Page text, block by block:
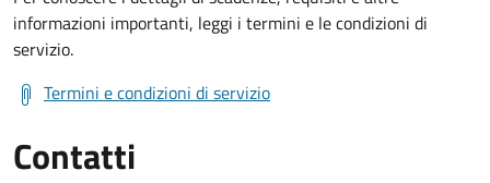
informazioni importanti, leggi i termini e le condizioni di
servizio.
Termini e condizioni di servizio
Contatti